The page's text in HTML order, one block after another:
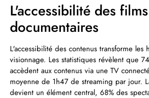
L'accessibilité des
documentaires
L'accessibilité des contenus transforme les
visionnage. Les statistiques révèlent que
accèdent aux contenus via une TV
moyenne de 1h47 de streaming par jour.
devient un élément central, 68% des